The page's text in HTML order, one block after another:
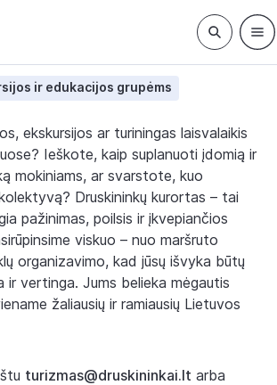
ir edukacijos grupėms
ekskursijos ar turiningas laisvalaikis
Ieškote, kaip suplanuoti įdomią ir
mokiniams, ar svarstote, kuo
Druskininkų kurortas – tai
pažinimas, poilsis ir įkvepiančios
viskuo – nuo maršruto
organizavimo, kad jūsų išvyka būtų
ir vertinga. Jums belieka mėgautis
žaliausių ir ramiausių Lietuvos
turizmas@druskininkai.lt arba